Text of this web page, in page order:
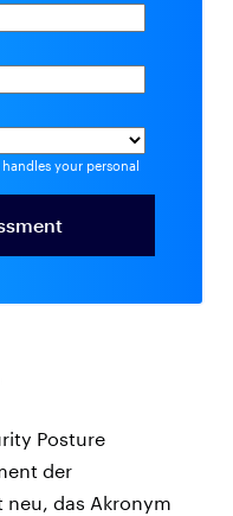
your personal
Posture
der
neu, das Akronym